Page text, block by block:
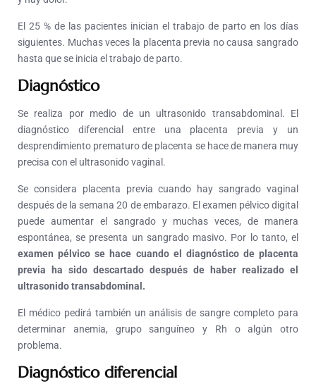
El 25 % de las pacientes inician el trabajo de parto en los días
siguientes. Muchas veces la placenta previa no causa sangrado
hasta que se inicia el trabajo de parto.
Diagnóstico
Se realiza por medio de un ultrasonido transabdominal. El
diagnóstico diferencial entre una placenta previa y un
desprendimiento prematuro de placenta se hace de manera muy
precisa con el ultrasonido vaginal.
Se considera placenta previa cuando hay sangrado vaginal
después de la semana 20 de embarazo. El examen pélvico digital
puede aumentar el sangrado y muchas veces, de manera
espontánea, se presenta un sangrado masivo. Por lo tanto, el
examen pélvico se hace cuando el diagnóstico de placenta
previa ha sido descartado después de haber realizado el
ultrasonido transabdominal.
El médico pedirá también un análisis de sangre completo para
determinar anemia, grupo sanguíneo y Rh o algún otro
problema.
Diagnóstico diferencial